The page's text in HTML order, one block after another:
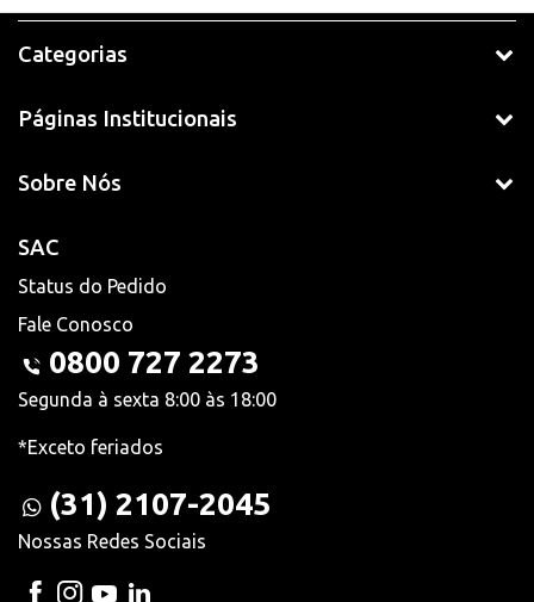
Categorias
Páginas Institucionais
Sobre Nós
SAC
Status do Pedido
Fale Conosco
0800 727 2273
Segunda à sexta 8:00 às 18:00
*Exceto feriados
(31) 2107-2045
Nossas Redes Sociais